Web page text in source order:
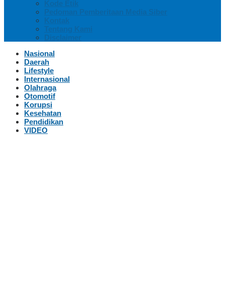
Kode Etik
Pedoman Pemberitaan Media Siber
Kontak
Tentang Kami
Disclaimer
Nasional
Daerah
Lifestyle
Internasional
Olahraga
Otomotif
Korupsi
Kesehatan
Pendidikan
VIDEO